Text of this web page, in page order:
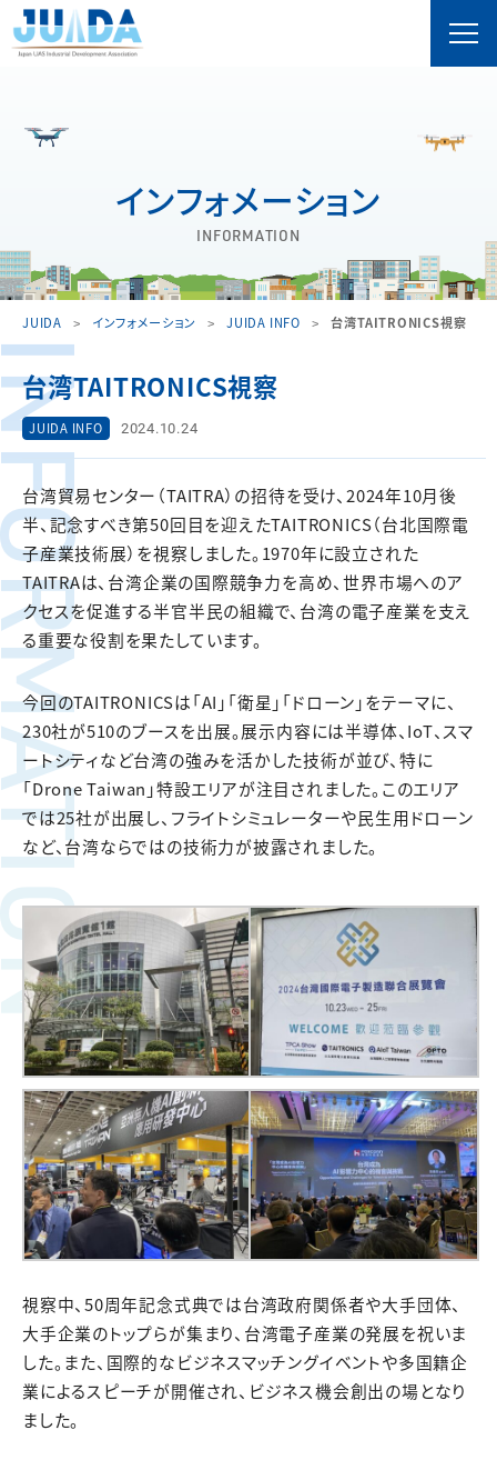
インフォメーション
INFORMATION
JUIDA インフォメーション JUIDA INFO 台湾TAITRONICS視察
台湾TAITRONICS視察
JUIDA INFO 2024.10.24
台湾貿易センター（TAITRA）の招待を受け、2024年10月後
半、記念すべき第50回目を迎えたTAITRONICS（台北国際電
子産業技術展）を視察しました。1970年に設立された
TAITRAは、台湾企業の国際競争力を高め、世界市場へのア
クセスを促進する半官半民の組織で、台湾の電子産業を支え
る重要な役割を果たしています。
今回のTAITRONICSは「AI」「衛星」「ドローン」をテーマに、
230社が510のブースを出展。展示内容には半導体、IoT、スマ
ートシティなど台湾の強みを活かした技術が並び、特に
「Drone Taiwan」特設エリアが注目されました。このエリア
では25社が出展し、フライトシミュレーターや民生用ドローン
など、台湾ならではの技術力が披露されました。
視察中、50周年記念式典では台湾政府関係者や大手団体、
大手企業のトップらが集まり、台湾電子産業の発展を祝いま
した。また、国際的なビジネスマッチングイベントや多国籍企
業によるスピーチが開催され、ビジネス機会創出の場となり
ました。